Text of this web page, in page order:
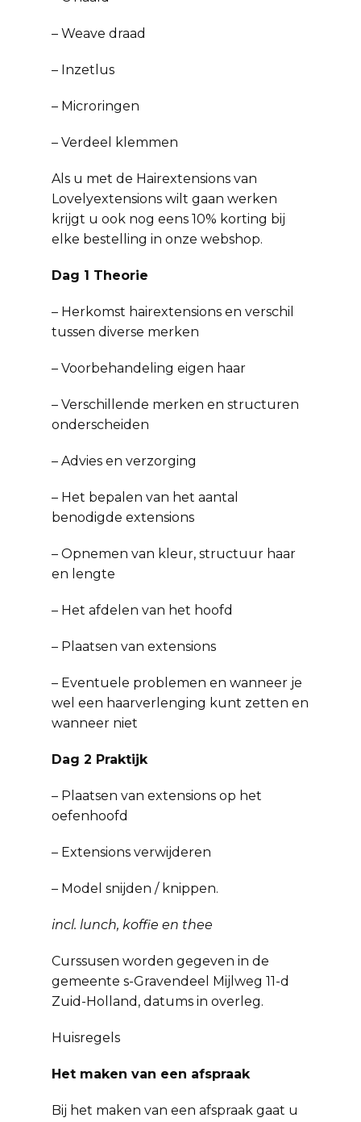
– Weave draad
– Inzetlus
– Microringen
– Verdeel klemmen
Als u met de Hairextensions van
Lovelyextensions wilt gaan werken
krijgt u ook nog eens 10% korting bij
elke bestelling in onze webshop.
Dag 1 Theorie
– Herkomst hairextensions en verschil
tussen diverse merken
– Voorbehandeling eigen haar
– Verschillende merken en structuren
onderscheiden
– Advies en verzorging
– Het bepalen van het aantal
benodigde extensions
– Opnemen van kleur, structuur haar
en lengte
– Het afdelen van het hoofd
– Plaatsen van extensions
– Eventuele problemen en wanneer je
wel een haarverlenging kunt zetten en
wanneer niet
Dag 2 Praktijk
– Plaatsen van extensions op het
oefenhoofd
– Extensions verwijderen
– Model snijden / knippen.
incl. lunch, koffie en thee
Curssusen worden gegeven in de
gemeente s-Gravendeel Mijlweg 11-d
Zuid-Holland, datums in overleg.
Huisregels
Het maken van een afspraak
Bij het maken van een afspraak gaat u